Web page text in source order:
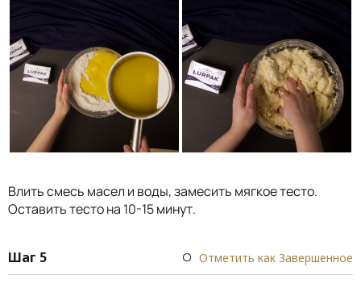
Влить смесь масел и воды, замесить мягкое тесто.
Оставить тесто на 10-15 минут.
Шаг 5 Отметить как Завершенное